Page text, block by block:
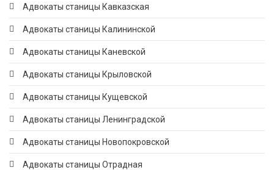
Адвокаты станицы Кавказская
Адвокаты станицы Калининской
Адвокаты станицы Каневской
Адвокаты станицы Крыловской
Адвокаты станицы Кущевской
Адвокаты станицы Ленинградской
Адвокаты станицы Новопокровской
Адвокаты станицы Отрадная